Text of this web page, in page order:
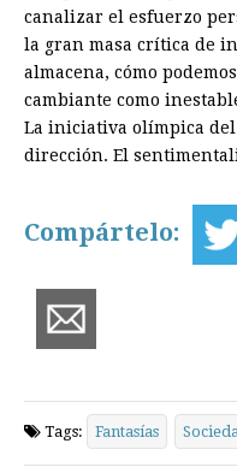
canalizar el esfuerzo
la gran masa crítica de
almacena, cómo
cambiante como
La iniciativa olímpica
dirección. El
Compártelo:
Tags: Fantasías